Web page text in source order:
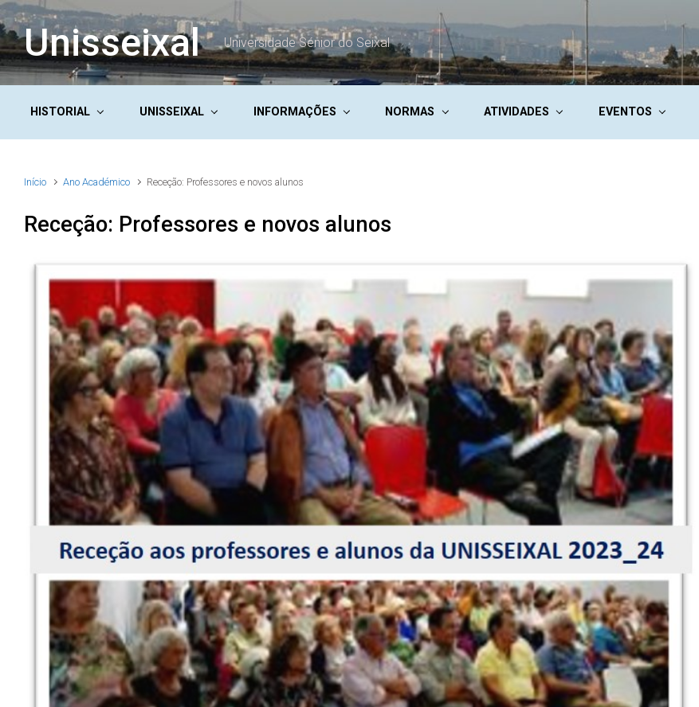
Skip to main content
Unisseixal Universidade Sénior do Seixal
HISTORIAL UNISSEIXAL INFORMAÇÕES NORMAS ATIVIDADES EVENTOS
Início Ano Académico Receção: Professores e novos alunos
Receção: Professores e novos alunos